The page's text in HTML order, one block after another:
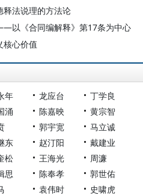
释法说理的方法论
以《合同编解释》第17条为中心
核心价值
年 龙应台
丁学良
涌 陈嘉映
黄宗智
郭宇宽
马立诚
东 赵汀阳
戴建业
松 王海光
周濂
思 陈奉孝
郭世佑
袁伟时 史啸虎